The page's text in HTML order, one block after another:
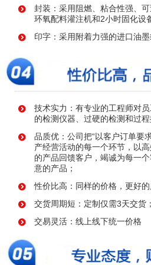
封装：采用阻燃、粘合性强、
环氧配料灌注机和2小时固化设
印字：采用附着力强的进口油墨
技术实力：有专业的工程师对
的检测仪器、过硬的检测和过
品质优：公司把“以客户订单要
产经营活动的每一个环节，以
的产品回馈客户，竭诚为每一
意的产品；
性价比高：同样的价格，更好
交货周期短：定制仅需3天交货；
交易灵活：线上线下统一价格